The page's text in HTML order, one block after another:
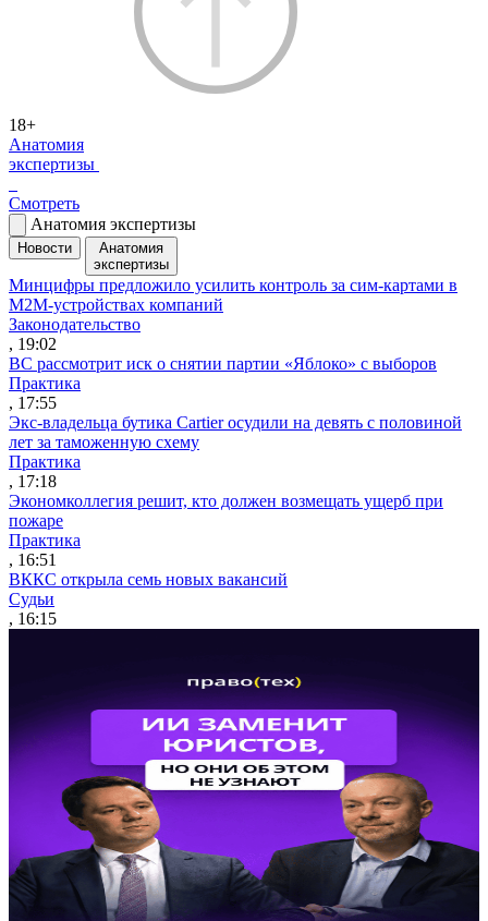
18+
Анатомия
экспертизы
Смотреть
Анатомия экспертизы
Новости
Анатомия
экспертизы
Минцифры предложило усилить контроль за сим-картами в
M2M-устройствах компаний
Законодательство
, 19:02
ВС рассмотрит иск о снятии партии «Яблоко» с выборов
Практика
, 17:55
Экс-владельца бутика Cartier осудили на девять с половиной
лет за таможенную схему
Практика
, 17:18
Экономколлегия решит, кто должен возмещать ущерб при
пожаре
Практика
, 16:51
ВККС открыла семь новых вакансий
Судьи
, 16:15